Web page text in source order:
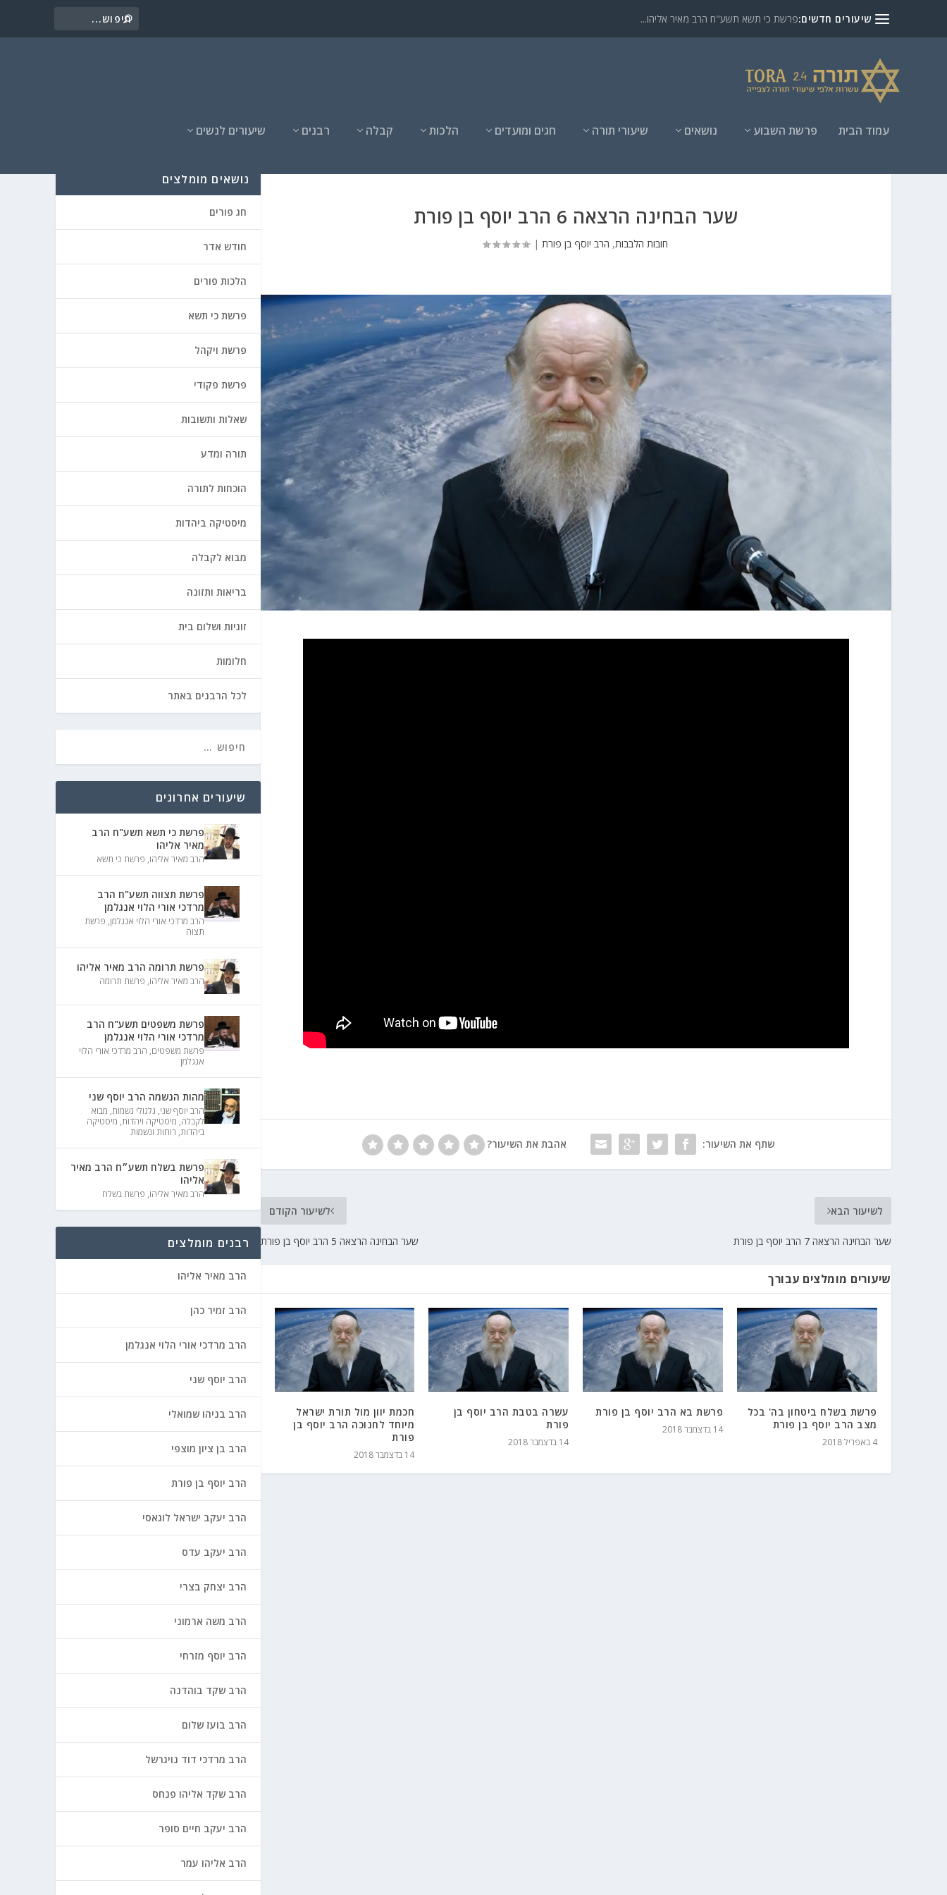
שיעורים חדשים:פרשת כי תשא תשע"ח הרב מאיר אליהו...
עמוד הבית פרשת השבוע נושאים שיעורי תורה חגים ומועדים הלכות קבלה רבנים שיעורים לנשים
שער הבחינה הרצאה 6 הרב יוסף בן פורת
חובות הלבבות, הרב יוסף בן פורת |
שתף את השיעור: אהבת את השיעור?
לשיעור הקודם
שער הבחינה הרצאה 5 הרב יוסף בן פורת
לשיעור הבא
שער הבחינה הרצאה 7 הרב יוסף בן פורת
שיעורים מומלצים עבורך
פרשת בשלח ביטחון בה' בכל
מצב הרב יוסף בן פורת
4 באפריל 2018
פרשת בא הרב יוסף בן פורת
14 בדצמבר 2018
עשרה בטבת הרב יוסף בן
פורת
14 בדצמבר 2018
חכמת יוון מול תורת ישראל
מיוחד לחנוכה הרב יוסף בן
פורת
14 בדצמבר 2018
נושאים מומלצים
חג פורים
חודש אדר
הלכות פורים
פרשת כי תשא
פרשת ויקהל
פרשת פקודי
שאלות ותשובות
תורה ומדע
הוכחות לתורה
מיסטיקה ביהדות
מבוא לקבלה
בריאות ותזונה
זוגיות ושלום בית
חלומות
לכל הרבנים באתר
שיעורים אחרונים
פרשת כי תשא תשע"ח הרב
מאיר אליהו
הרב מאיר אליהו, פרשת כי תשא
פרשת תצווה תשע"ח הרב
מרדכי אורי הלוי אנגלמן
הרב מרדכי אורי הלוי אנגלמן, פרשת
תצוה
פרשת תרומה הרב מאיר אליהו
הרב מאיר אליהו, פרשת תרומה
פרשת משפטים תשע"ח הרב
מרדכי אורי הלוי אנגלמן
פרשת משפטים, הרב מרדכי אורי הלוי
אנגלמן
מהות הנשמה הרב יוסף שני
הרב יוסף שני, גלגולי נשמות, מבוא
לקבלה, מיסטיקה ויהדות, מיסטיקה
ביהדות, רוחות ונשמות
פרשת בשלח תשע״ח הרב מאיר
אליהו
הרב מאיר אליהו, פרשת בשלח
רבנים מומלצים
הרב מאיר אליהו
הרב זמיר כהן
הרב מרדכי אורי הלוי אנגלמן
הרב יוסף שני
הרב בניהו שמואלי
הרב בן ציון מוצפי
הרב יוסף בן פורת
הרב יעקב ישראל לוגאסי
הרב יעקב עדס
הרב יצחק בצרי
הרב משה ארמוני
הרב יוסף מזרחי
הרב שקד בוהדנה
הרב בועז שלום
הרב מרדכי דוד נויגרשל
הרב שקד אליהו פנחס
הרב יעקב חיים סופר
הרב אליהו עמר